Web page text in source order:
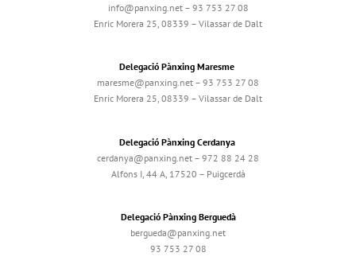
info@panxing.net – 93 753 27 08
Enric Morera 25, 08339 – Vilassar de Dalt
Delegació Pànxing Maresme
maresme@panxing.net – 93 753 27 08
Enric Morera 25, 08339 – Vilassar de Dalt
Delegació Pànxing Cerdanya
cerdanya@panxing.net – 972 88 24 28
Alfons I, 44 A, 17520 – Puigcerdà
Delegació Pànxing Berguedà
bergueda@panxing.net
93 753 27 08